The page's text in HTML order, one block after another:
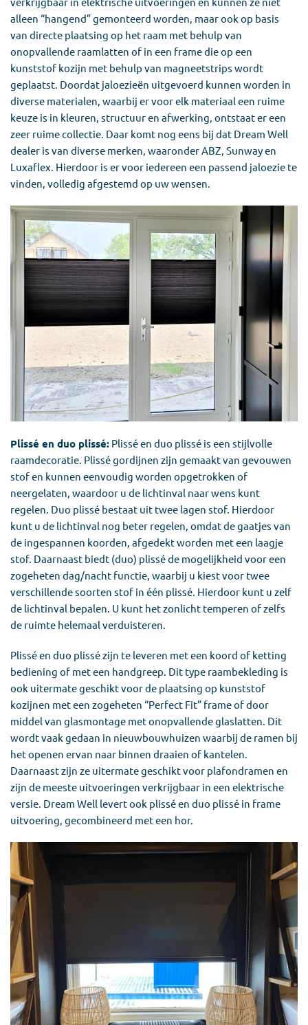
alleen “hangend” gemonteerd worden, maar ook op basis
van directe plaatsing op het raam met behulp van
onopvallende raamlatten of in een frame die op een
kunststof kozijn met behulp van magneetstrips wordt
geplaatst. Doordat jaloezieën uitgevoerd kunnen worden in
diverse materialen, waarbij er voor elk materiaal een ruime
keuze is in kleuren, structuur en afwerking, ontstaat er een
zeer ruime collectie. Daar komt nog eens bij dat Dream Well
dealer is van diverse merken, waaronder ABZ, Sunway en
Luxaflex. Hierdoor is er voor iedereen een passend jaloezie te
vinden, volledig afgestemd op uw wensen.
Plissé en duo plissé: Plissé en duo plissé is een stijlvolle
raamdecoratie. Plissé gordijnen zijn gemaakt van gevouwen
stof en kunnen eenvoudig worden opgetrokken of
neergelaten, waardoor u de lichtinval naar wens kunt
regelen. Duo plissé bestaat uit twee lagen stof. Hierdoor
kunt u de lichtinval nog beter regelen, omdat de gaatjes van
de ingespannen koorden, afgedekt worden met een laagje
stof. Daarnaast biedt (duo) plissé de mogelijkheid voor een
zogeheten dag/nacht functie, waarbij u kiest voor twee
verschillende soorten stof in één plissé. Hierdoor kunt u zelf
de lichtinval bepalen. U kunt het zonlicht temperen of zelfs
de ruimte helemaal verduisteren.
Plissé en duo plissé zijn te leveren met een koord of ketting
bediening of met een handgreep. Dit type raambekleding is
ook uitermate geschikt voor de plaatsing op kunststof
kozijnen met een zogeheten “Perfect Fit” frame of door
middel van glasmontage met onopvallende glaslatten. Dit
wordt vaak gedaan in nieuwbouwhuizen waarbij de ramen bij
het openen ervan naar binnen draaien of kantelen.
Daarnaast zijn ze uitermate geschikt voor plafondramen en
zijn de meeste uitvoeringen verkrijgbaar in een elektrische
versie. Dream Well levert ook plissé en duo plissé in frame
uitvoering, gecombineerd met een hor.